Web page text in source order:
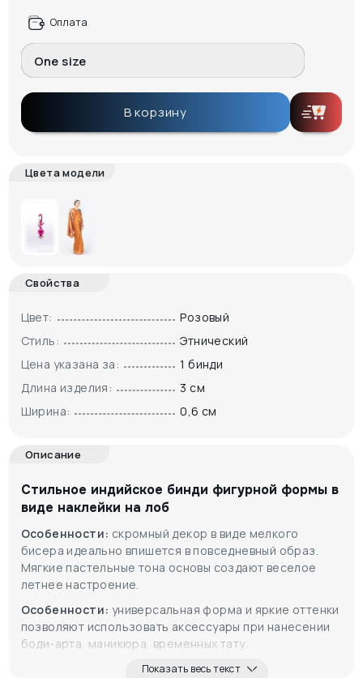
Оплата
One size
В корзину
Цвета модели
Свойства
Цвет:
Розовый
Стиль:
Этнический
Цена указана за:
1 бинди
Длина изделия:
3 см
Ширина:
0,6 см
Описание
Стильное индийское бинди фигурной формы в
виде наклейки на лоб
Особенности: скромный декор в виде мелкого
бисера идеально впишется в повседневный образ.
Мягкие пастельные тона основы создают веселое
летнее настроение.
Особенности: универсальная форма и яркие оттенки
позволяют использовать аксессуары при нанесении
боди-арта, маникюра, временных тату.
Показать весь текст